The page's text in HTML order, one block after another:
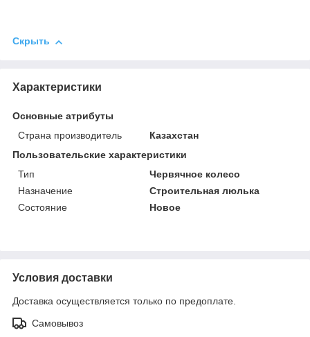
Скрыть
Характеристики
Основные атрибуты
Страна производитель
Казахстан
Пользовательские характеристики
Тип
Червячное колесо
Назначение
Строительная люлька
Состояние
Новое
Условия доставки
Доставка осуществляется только по предоплате.
Самовывоз